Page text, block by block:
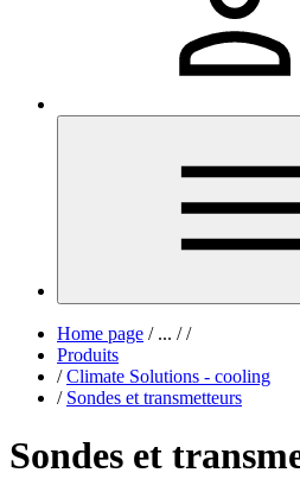
Home page /... / /
Produits
/ Climate Solutions - cooling
/ Sondes et transmetteurs
Sondes et